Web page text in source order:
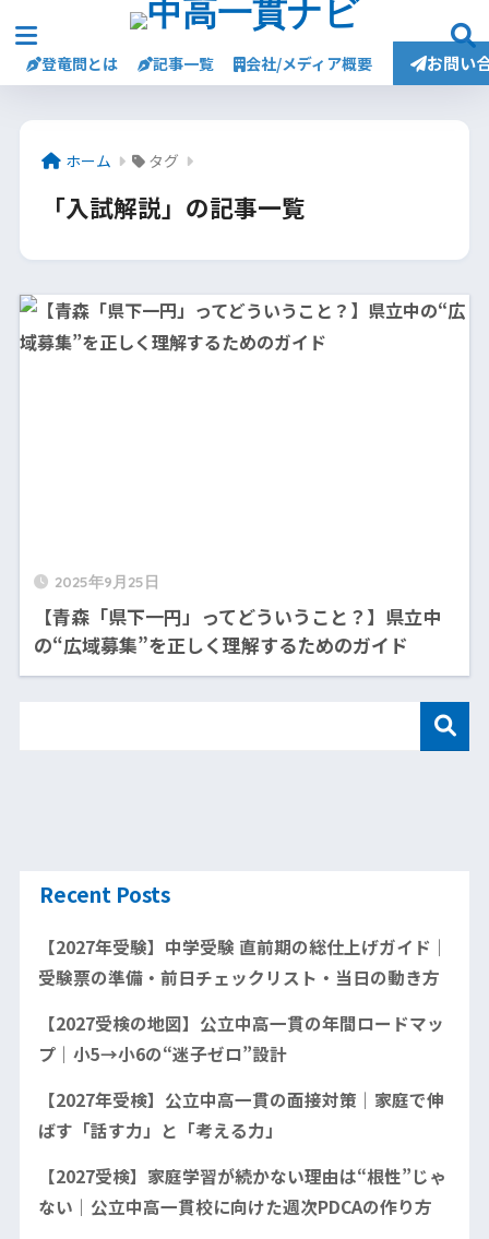
登竜問とは 記事一覧 会社/メディア概要 お問い
ホーム タグ
「入試解説」の記事一覧
2025年9月25日
【青森「県下一円」ってどういうこと？】県立中
の“広域募集”を正しく理解するためのガイド
Recent Posts
【2027年受験】中学受験 直前期の総仕上げガイド｜
受験票の準備・前日チェックリスト・当日の動き方
【2027受検の地図】公立中高一貫の年間ロードマッ
プ｜小5→小6の“迷子ゼロ”設計
【2027年受検】公立中高一貫の面接対策｜家庭で伸
ばす「話す力」と「考える力」
【2027受検】家庭学習が続かない理由は“根性”じゃ
ない｜公立中高一貫校に向けた週次PDCAの作り方